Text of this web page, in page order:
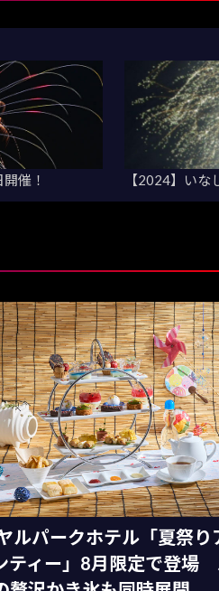
催！ 【2024】い
ルパークホテル「夏祭り
ティー」8月限定で登場